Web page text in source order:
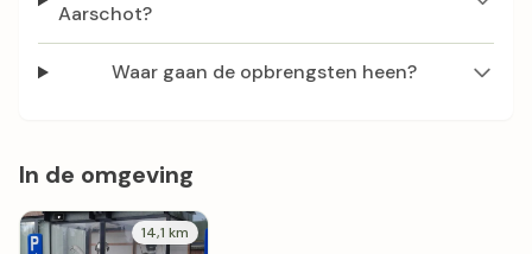
Aarschot?
Waar gaan de opbrengsten heen?
In de omgeving
14,1 km